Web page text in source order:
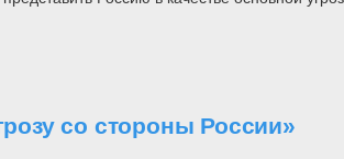
со стороны России»